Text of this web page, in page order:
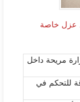
عزل خاصة
مريحة داخل
للتحكم في